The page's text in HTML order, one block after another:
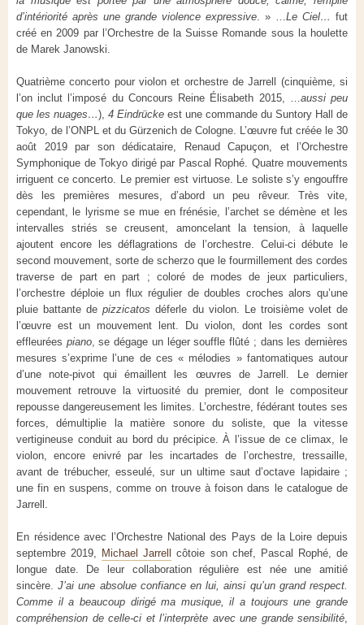
d’intériorité après une grande violence expressive . » … Le Ciel… fut
créé en 2009 par l’Orchestre de la Suisse Romande sous la houlette
de Marek Janowski.
Quatrième concerto pour violon et orchestre de Jarrell (cinquième, si
l’on inclut l’imposé du Concours Reine Élisabeth 2015, … aussi peu
que les nuages…), 4 Eindrücke est une commande du Suntory Hall de
Tokyo, de l’ONPL et du Gürzenich de Cologne. L’œuvre fut créée le 30
août 2019 par son dédicataire, Renaud Capuçon, et l’Orchestre
Symphonique de Tokyo dirigé par Pascal Rophé. Quatre mouvements
irriguent ce concerto. Le premier est virtuose. Le soliste s’y engouffre
dès les premières mesures, d’abord un peu rêveur. Très vite,
cependant, le lyrisme se mue en frénésie, l’archet se démène et les
intervalles striés se creusent, amoncelant la tension, à laquelle
ajoutent encore les déflagrations de l’orchestre. Celui-ci débute le
second mouvement, sorte de scherzo que le fourmillement des cordes
traverse de part en part ; coloré de modes de jeux particuliers,
l’orchestre déploie un flux régulier de doubles croches alors qu’une
pluie battante depizzicatos déferle du violon. Le troisième volet de
l’œuvre est un mouvement lent. Du violon, dont les cordes sont
effleurées piano, se dégage un léger souffle flûté ; dans les dernières
mesures s’exprime l’une de ces « mélodies » fantomatiques autour
d’une note-pivot qui émaillent les œuvres de Jarrell. Le dernier
mouvement retrouve la virtuosité du premier, dont le compositeur
repousse dangereusement les limites. L’orchestre, fédérant toutes ses
forces, démultiplie la matière sonore du soliste, que la vitesse
vertigineuse conduit au bord du précipice. À l’issue de ce climax, le
violon, encore enivré par les incartades de l’orchestre, tressaille,
avant de trébucher, esseulé, sur un ultime saut d’octave lapidaire ;
une fin en suspens, comme on trouve à foison dans le catalogue de
Jarrell.
En résidence avec l’Orchestre National des Pays de la Loire depuis
septembre 2019,
Michael Jarrell
côtoie son chef, Pascal Rophé, de
longue date.
De leur collaboration régulière est née une amitié
sincère.J’ai une absolue confiance en lui, ainsi qu’un grand respect.
Comme il a beaucoup dirigé ma musique, il a toujours une grande
compréhension de celle-ci et l’interprète avec une grande sensibilité